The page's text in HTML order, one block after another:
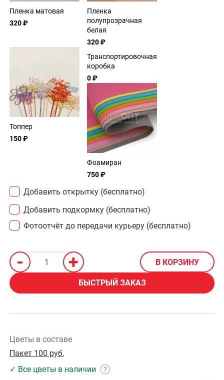
Пленка матовая
320 ₽
Пленка
полупрозрачная
белая
320 ₽
Топпер
150 ₽
Транспортировочная
коробка
0 ₽
Фоамиран
750 ₽
Добавить открытку (бесплатно)
Добавить подкормку (бесплатно)
Фотоотчёт до передачи курьеру (бесплатно)
- + В КОРЗИНУ
БЫСТРЫЙ ЗАКАЗ
Цветы в составе
Пакет 100 руб,
✓ Все цветы в наличии